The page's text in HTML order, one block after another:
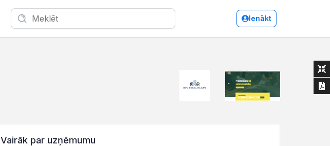
Ienākt
Vairāk par uzņēmumu